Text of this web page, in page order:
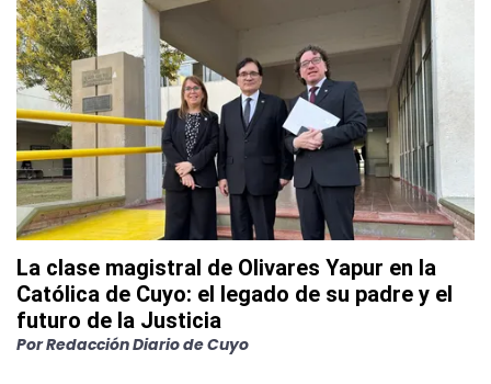
La clase magistral de Olivares Yapur en la
Católica de Cuyo: el legado de su padre y el
futuro de la Justicia
PorRedacción Diario de Cuyo